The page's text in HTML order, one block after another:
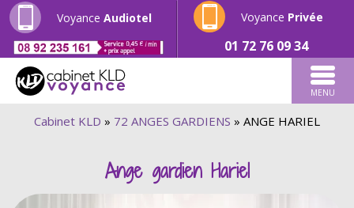
Voyance Audiotel Voyance Privée
01 72 76 09 34
MENU
Cabinet KLD » 72 ANGES GARDIENS » ANGE HARIEL
Ange gardien Hariel